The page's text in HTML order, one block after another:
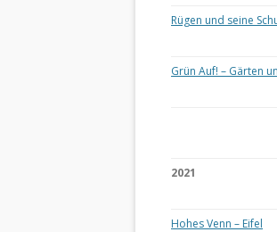
Rügen und seine
Grün Auf! – Gärten
2021
Hohes Venn – Eifel